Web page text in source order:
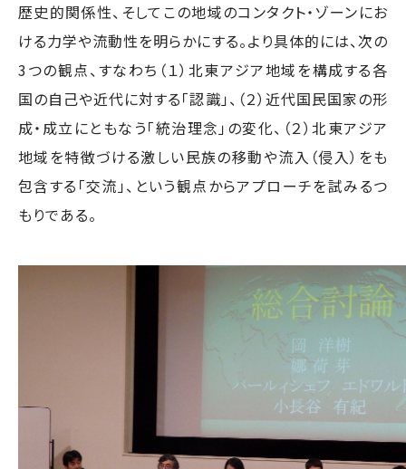
歴史的関係性、そしてこの地域のコンタクト・ゾーンにお
ける力学や流動性を明らかにする。より具体的には、次の
3つの観点、すなわち（１）北東アジア地域を構成する各
国の自己や近代に対する「認識」、（２）近代国民国家の形
成・成立にともなう「統治理念」の変化、（２）北東アジア
地域を特徴づける激しい民族の移動や流入（侵入）をも
包含する「交流」、という観点からアプローチを試みるつ
もりである。